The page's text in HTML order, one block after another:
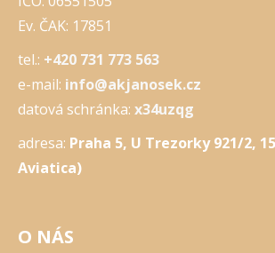
Ev. ČAK: 17851
tel.: +420 731 773 563
e-mail: info@akjanosek.cz
datová schránka: x34uzqg
adresa: Praha 5, U Trezorky 921/2,
Aviatica)
O NÁS